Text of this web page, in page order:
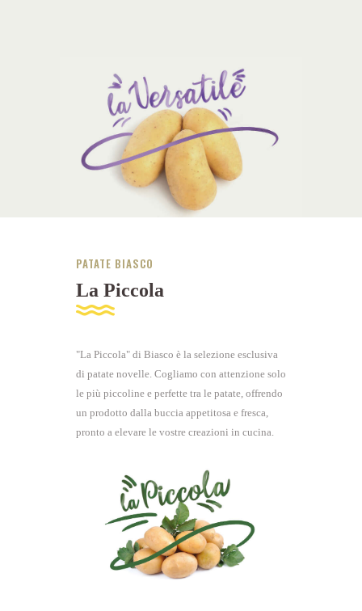
PATATE BIASCO
La Piccola
"La Piccola" di Biasco è la selezione esclusiva
di patate novelle. Cogliamo con attenzione solo
le più piccoline e perfette tra le patate, offrendo
un prodotto dalla buccia appetitosa e fresca,
pronto a elevare le vostre creazioni in cucina.